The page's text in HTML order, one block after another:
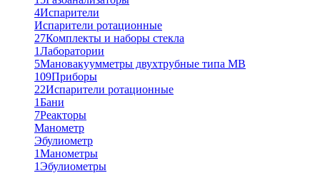
4Испарители
Испарители ротационные
27Комплекты и наборы стекла
1Лаборатории
5Мановакуумметры двухтрубные типа МВ
109Приборы
22Испарители ротационные
1Бани
7Реакторы
Манометр
Эбулиометр
1Манометры
1Эбулиометры